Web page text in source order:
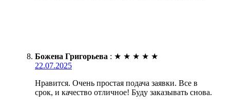
Божена Григорьева : ★ ★ ★ ★ ★
22.07.2025
Нравится. Очень простая подача заявки. Все в
срок, и качество отличное! Буду заказывать снова.